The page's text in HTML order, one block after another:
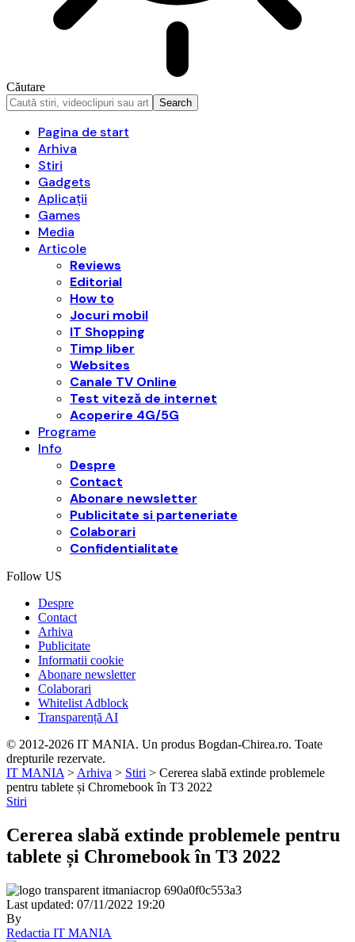
Căutare
Pagina de start
Arhiva
Stiri
Gadgets
Aplicații
Games
Media
Articole
Reviews
Editorial
How to
Jocuri mobil
IT Shopping
Timp liber
Websites
Canale TV Online
Test viteză de internet
Acoperire 4G/5G
Programe
Info
Despre
Contact
Abonare newsletter
Publicitate si parteneriate
Colaborari
Confidentialitate
Follow US
Despre
Contact
Arhiva
Publicitate
Informatii cookie
Abonare newsletter
Colaborari
Whitelist Adblock
Transparență AI
© 2012-2026 IT MANIA. Un produs Bogdan-Chirea.ro. Toate
drepturile rezervate.
IT MANIA > Arhiva > Stiri > Cererea slabă extinde problemele
pentru tablete și Chromebook în T3 2022
Stiri
Cererea slabă extinde problemele pentru
tablete și Chromebook în T3 2022
Last updated: 07/11/2022 19:20
By
Redactia IT MANIA